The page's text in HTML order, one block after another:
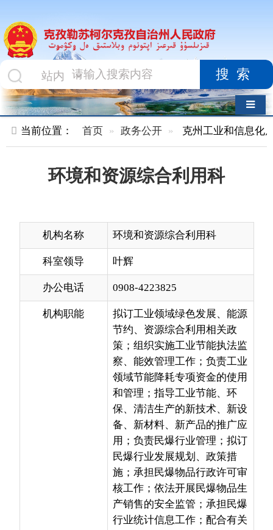
搜索
当前位置： 首页 政务公开 克州工业和信息化局 内设机
环境和资源综合利用科
办公电话 0908-4223825
机构职能 拟订工业领域绿色发展、能源
节约、资源综合利用相关政
策；组织实施工业节能执法监
察、能效管理工作；负责工业
领域节能降耗专项资金的使用
和管理；指导工业节能、环
保、清洁生产的新技术、新设
备、新材料、新产品的推广应
用；负责民爆行业管理；拟订
民爆行业发展规划、政策措
施；承担民爆物品行政许可审
核工作；依法开展民爆物品生
产销售的安全监管；承担民爆
行业统计信息工作；配合有关
部门指导工业和信息化领域相
关行业的安全生产工作。